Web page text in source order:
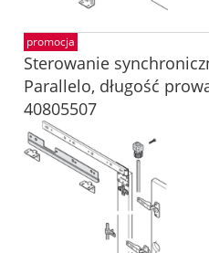
Sterowanie
Parallelo, długość
40805507
promocja